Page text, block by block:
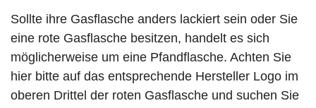
Sollte ihre Gasflasche anders lackiert sein oder Sie
eine rote Gasflasche besitzen, handelt es sich
möglicherweise um eine Pfandflasche. Achten Sie
hier bitte auf das entsprechende Hersteller Logo im
oberen Drittel der roten Gasflasche und suchen Sie